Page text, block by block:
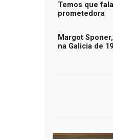
Temos que
prometedora
Margot
na Galicia de